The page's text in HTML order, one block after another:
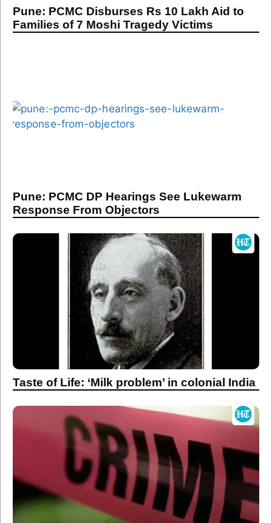
Pune: PCMC Disburses Rs 10 Lakh Aid to
Families of 7 Moshi Tragedy Victims
Pune: PCMC DP Hearings See Lukewarm
Response From Objectors
Taste of Life: ‘Milk problem’ in colonial India